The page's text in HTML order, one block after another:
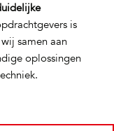
is
samen aan
oplossingen